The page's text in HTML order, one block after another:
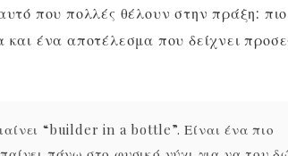
που πολλές θέλουν στην πράξη:
και ένα αποτέλεσμα που δείχνει
“builder in a bottle”. Είναι ένα πιο